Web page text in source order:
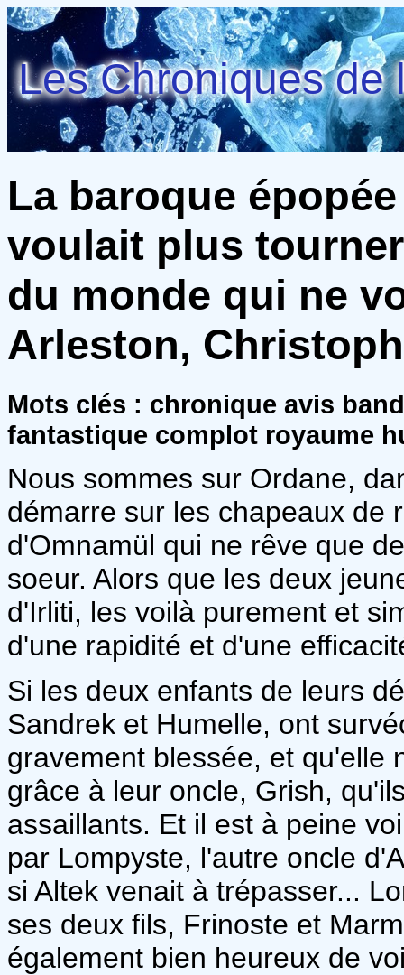
Les Chroniques de
La baroque
voulait plus
du monde qui ne
Arleston,
Mots clés : chronique avis
fantastique complot royaume
Nous sommes sur Ordane,
démarre sur les chapeaux de
d'Omnamül qui ne rêve que
soeur. Alors que les deux
d'Irliti, les voilà purement et
d'une rapidité et d'une
Si les deux enfants de leurs
Sandrek et Humelle, ont
gravement blessée, et qu'elle
grâce à leur oncle, Grish,
assaillants. Et il est à peine
par Lompyste, l'autre oncle
si Altek venait à trépasser...
ses deux fils, Frinoste et
également bien heureux de